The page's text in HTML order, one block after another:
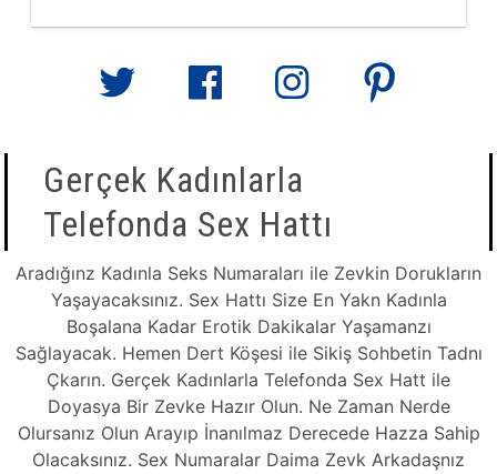
Gerçek Kadınlarla
Telefonda Sex Hattı
Aradığınz Kadınla Seks Numaraları ile Zevkin Dorukların
Yaşayacaksınız. Sex Hattı Size En Yakn Kadınla
Boşalana Kadar Erotik Dakikalar Yaşamanzı
Sağlayacak. Hemen Dert Köşesi ile Sikiş Sohbetin Tadnı
Çkarın. Gerçek Kadınlarla Telefonda Sex Hatt ile
Doyasya Bir Zevke Hazır Olun. Ne Zaman Nerde
Olursanız Olun Arayıp İnanılmaz Derecede Hazza Sahip
Olacaksınız. Sex Numaralar Daima Zevk Arkadaşnız